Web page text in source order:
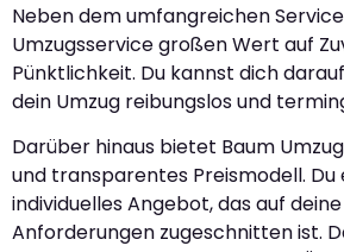
Neben dem umfangreichen
Umzugsservice großen Wert auf
Pünktlichkeit. Du kannst dich
dein Umzug reibungslos und
Darüber hinaus bietet Baum
und transparentes Preismodell.
individuelles Angebot, das auf
Anforderungen zugeschnitten ist.